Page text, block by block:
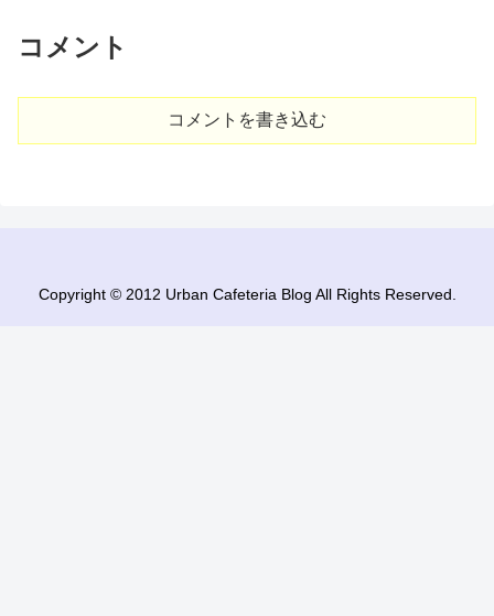
コメント
コメントを書き込む
Copyright © 2012 Urban Cafeteria Blog All Rights Reserved.